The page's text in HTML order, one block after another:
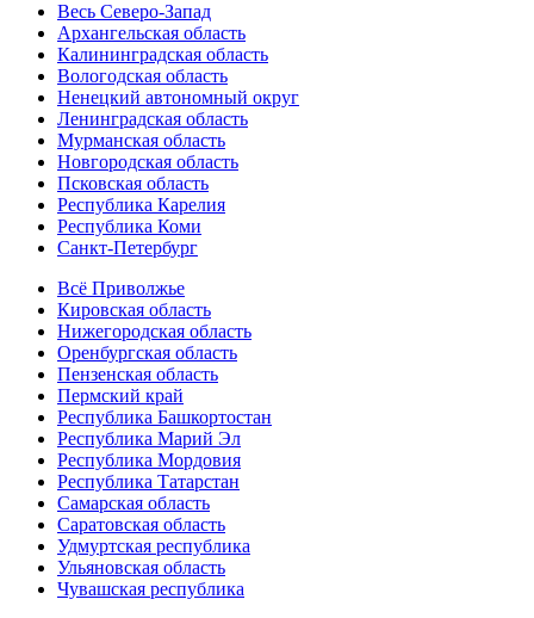
Весь Северо-Запад
Архангельская область
Калининградская область
Вологодская область
Ненецкий автономный округ
Ленинградская область
Мурманская область
Новгородская область
Псковская область
Республика Карелия
Республика Коми
Санкт-Петербург
Всё Приволжье
Кировская область
Нижегородская область
Оренбургская область
Пензенская область
Пермский край
Республика Башкортостан
Республика Марий Эл
Республика Мордовия
Республика Татарстан
Самарская область
Саратовская область
Удмуртская республика
Ульяновская область
Чувашская республика